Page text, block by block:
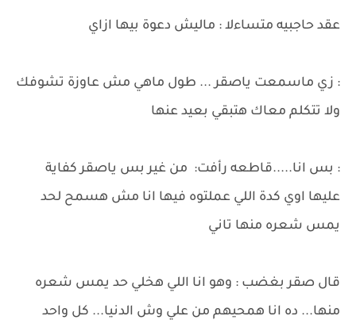
عقد حاجبيه متساءلا : ماليش دعوة بيها ازاي
: زي ماسمعت ياصقر ... طول ماهي مش عاوزة تشوفك
ولا تتكلم معاك هتبقي بعيد عنها
: بس انا.....قاطعه رأفت: من غير بس ياصقر كفاية
عليها اوي كدة اللي عملتوه فيها انا مش هسمح لحد
يمس شعره منها تاني
قال صقر بغضب : وهو انا اللي هخلي حد يمس شعره
منها... ده انا همحيهم من علي وش الدنيا... كل واحد